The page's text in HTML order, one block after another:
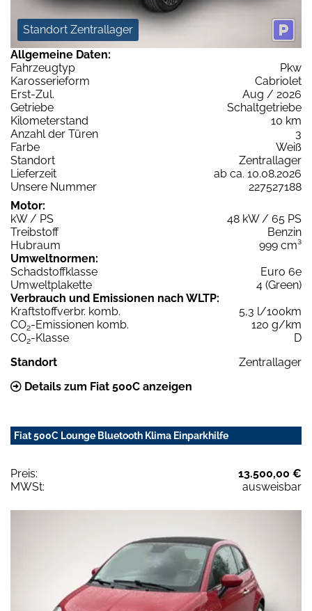
Standort Zentrallager
Allgemeine Daten:
Fahrzeugtyp
Pkw
Karosserieform
Cabriolet
Erst-Zul.
Aug / 2026
Getriebe
Schaltgetriebe
Kilometerstand
10 km
Anzahl der Türen
3
Farbe
Weiß
Standort
Zentrallager
Lieferzeit
ab ca. 10.08.2026
Unsere Nummer
227527188
Motor:
kW / PS
48 kW / 65 PS
Treibstoff
Benzin
Hubraum
999 cm³
Umweltnormen:
Schadstoffklasse
Euro 6e
Umweltplakette
4 (Green)
Verbrauch und Emissionen nach WLTP:
Kraftstoffverbr. komb.
5,3 l/100km
CO2-Emissionen komb.
120 g/km
CO2-Klasse
D
Standort
Zentrallager
Details zum Fiat 500C anzeigen
Fiat 500C Lounge Bluetooth Klima Einparkhilfe
Preis:
13.500,00 €
MWSt:
ausweisbar